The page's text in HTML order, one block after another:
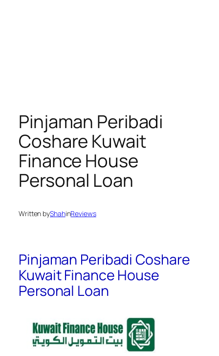
Pinjaman Peribadi
Coshare Kuwait
Finance House
Personal Loan
Written byShahinReviews
Pinjaman Peribadi Coshare
Kuwait Finance House
Personal Loan